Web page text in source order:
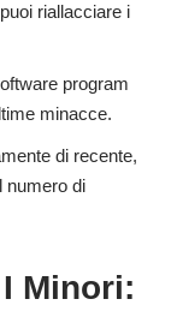
riallacciare i
program
minacce.
di recente,
numero di
Minori: